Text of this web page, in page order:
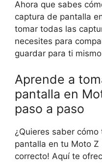
Ahora que sabes
captura de pantalla
tomar todas las
necesites para
guardar para ti
Aprende a
pantalla en
paso a paso
¿Quieres saber
pantalla en tu Moto Z
correcto! Aquí te